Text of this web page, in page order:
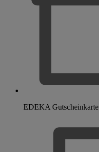
EDEKA Gutscheinkarte